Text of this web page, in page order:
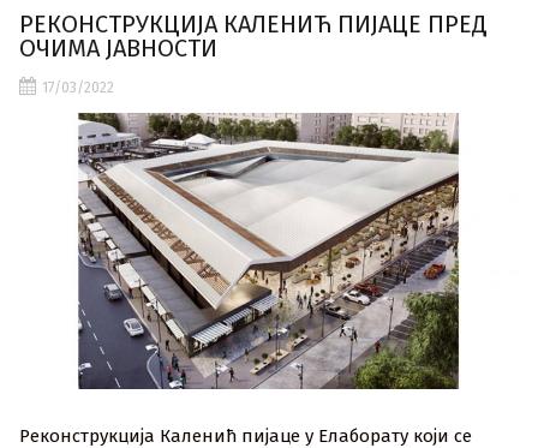
РЕКОНСТРУКЦИЈА КАЛЕНИЋ ПИЈАЦЕ ПРЕД
ОЧИМА ЈАВНОСТИ
17/03/2022
Реконструкција Каленић пијаце у Елаборату који се